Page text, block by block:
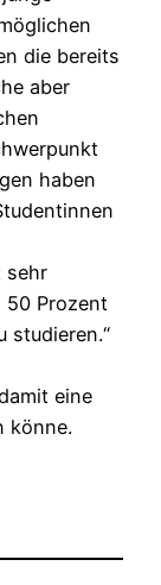
die bereits
aber
haben
sehr
50 Prozent
studieren.“
eine
könne.